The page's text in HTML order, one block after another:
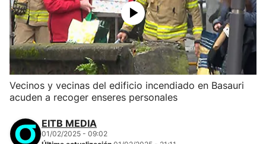
Vecinos y vecinas del edificio incendiado en Basauri
acuden a recoger enseres personales
EITB MEDIA
01/02/2025 - 09:02